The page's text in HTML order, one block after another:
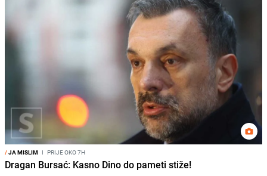
/JA MISLIM I PRIJE OKO 7H
Dragan Bursać: Kasno Dino do pameti stiže!